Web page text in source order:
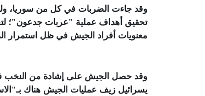
وقد جاءت الضربات في كل من سوريا،
تحقيق أهداف عملية "عربات جدعون"؛
معنويات أفراد الجيش في ظل استمرار
وقد حصل الجيش على إشادة من النخب
يسرائيل زيف عمليات الجيش هناك